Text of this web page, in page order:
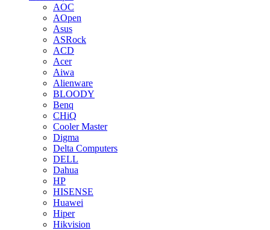
AOC
AOpen
Asus
ASRock
ACD
Acer
Aiwa
Alienware
BLOODY
Benq
CHiQ
Cooler Master
Digma
Delta Computers
DELL
Dahua
HP
HISENSE
Huawei
Hiper
Hikvision